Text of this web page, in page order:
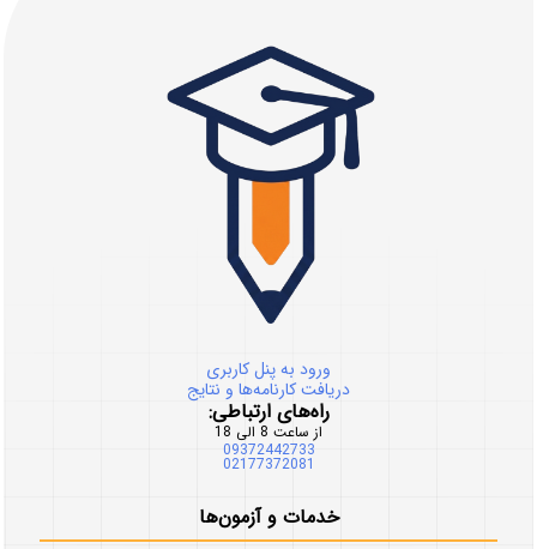
ورود به پنل کاربری
دریافت کارنامه‌ها و نتایج
راه‌های ارتباطی:
از ساعت 8 الی 18
09372442733
02177372081
خدمات و آزمون‌ها